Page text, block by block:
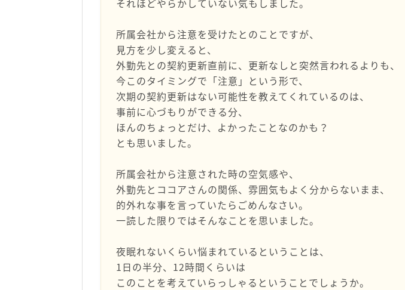
それほどやらかしていない気もしました。
所属会社から注意を受けたとのことですが、
見方を少し変えると、
外勤先との契約更新直前に、更新なしと突然言われるよりも、
今このタイミングで「注意」という形で、
次期の契約更新はない可能性を教えてくれているのは、
事前に心づもりができる分、
ほんのちょっとだけ、よかったことなのかも？
とも思いました。
所属会社から注意された時の空気感や、
外勤先とココアさんの関係、雰囲気もよく分からないまま、
的外れな事を言っていたらごめんなさい。
一読した限りではそんなことを思いました。
夜眠れないくらい悩まれているということは、
1日の半分、12時間くらいは
このことを考えていらっしゃるということでしょうか。